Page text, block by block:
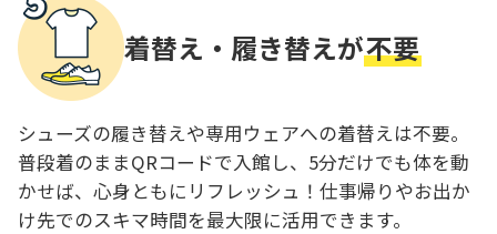
着替え・履き替えが不要
シューズの履き替えや専用ウェアへの着替えは不要。
普段着のままQRコードで入館し、5分だけでも体を動
かせば、心身ともにリフレッシュ！仕事帰りやお出か
け先でのスキマ時間を最大限に活用できます。